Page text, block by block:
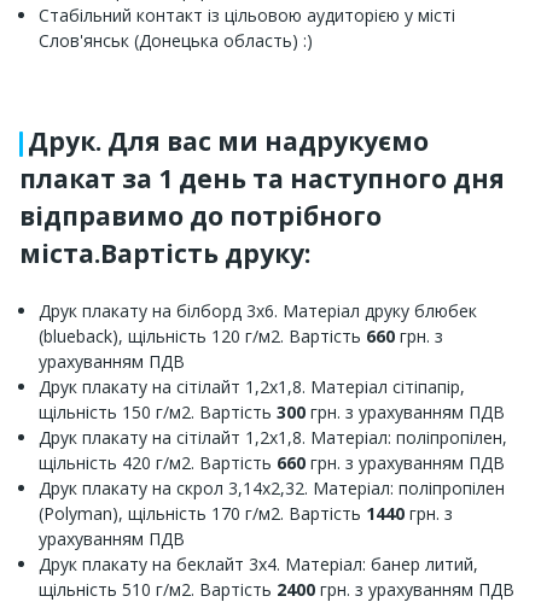
Стабільний контакт із цільовою аудиторією у місті
Слов'янськ (Донецька область) :)
Друк. Для вас ми надрукуємо
плакат за 1 день та наступного дня
відправимо до потрібного
міста.Вартість друку:
Друк плакату на білборд 3х6. Матеріал друку блюбек
(blueback), щільність 120 г/м2. Вартість 660 грн. з
урахуванням ПДВ
Друк плакату на сітілайт 1,2х1,8. Матеріал сітіпапір,
щільність 150 г/м2. Вартість 300 грн. з урахуванням ПДВ
Друк плакату на сітілайт 1,2х1,8. Матеріал: поліпропілен,
щільність 420 г/м2. Вартість 660 грн. з урахуванням ПДВ
Друк плакату на скрол 3,14х2,32. Матеріал: поліпропілен
(Polyman), щільність 170 г/м2. Вартість 1440 грн. з
урахуванням ПДВ
Друк плакату на беклайт 3х4. Матеріал: банер литий,
щільність 510 г/м2. Вартість 2400 грн. з урахуванням ПДВ